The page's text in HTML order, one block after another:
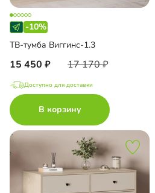
-10%
ТВ-тумба Виггинс-1.3
15 450 17 170
Доступно для доставки
В корзину